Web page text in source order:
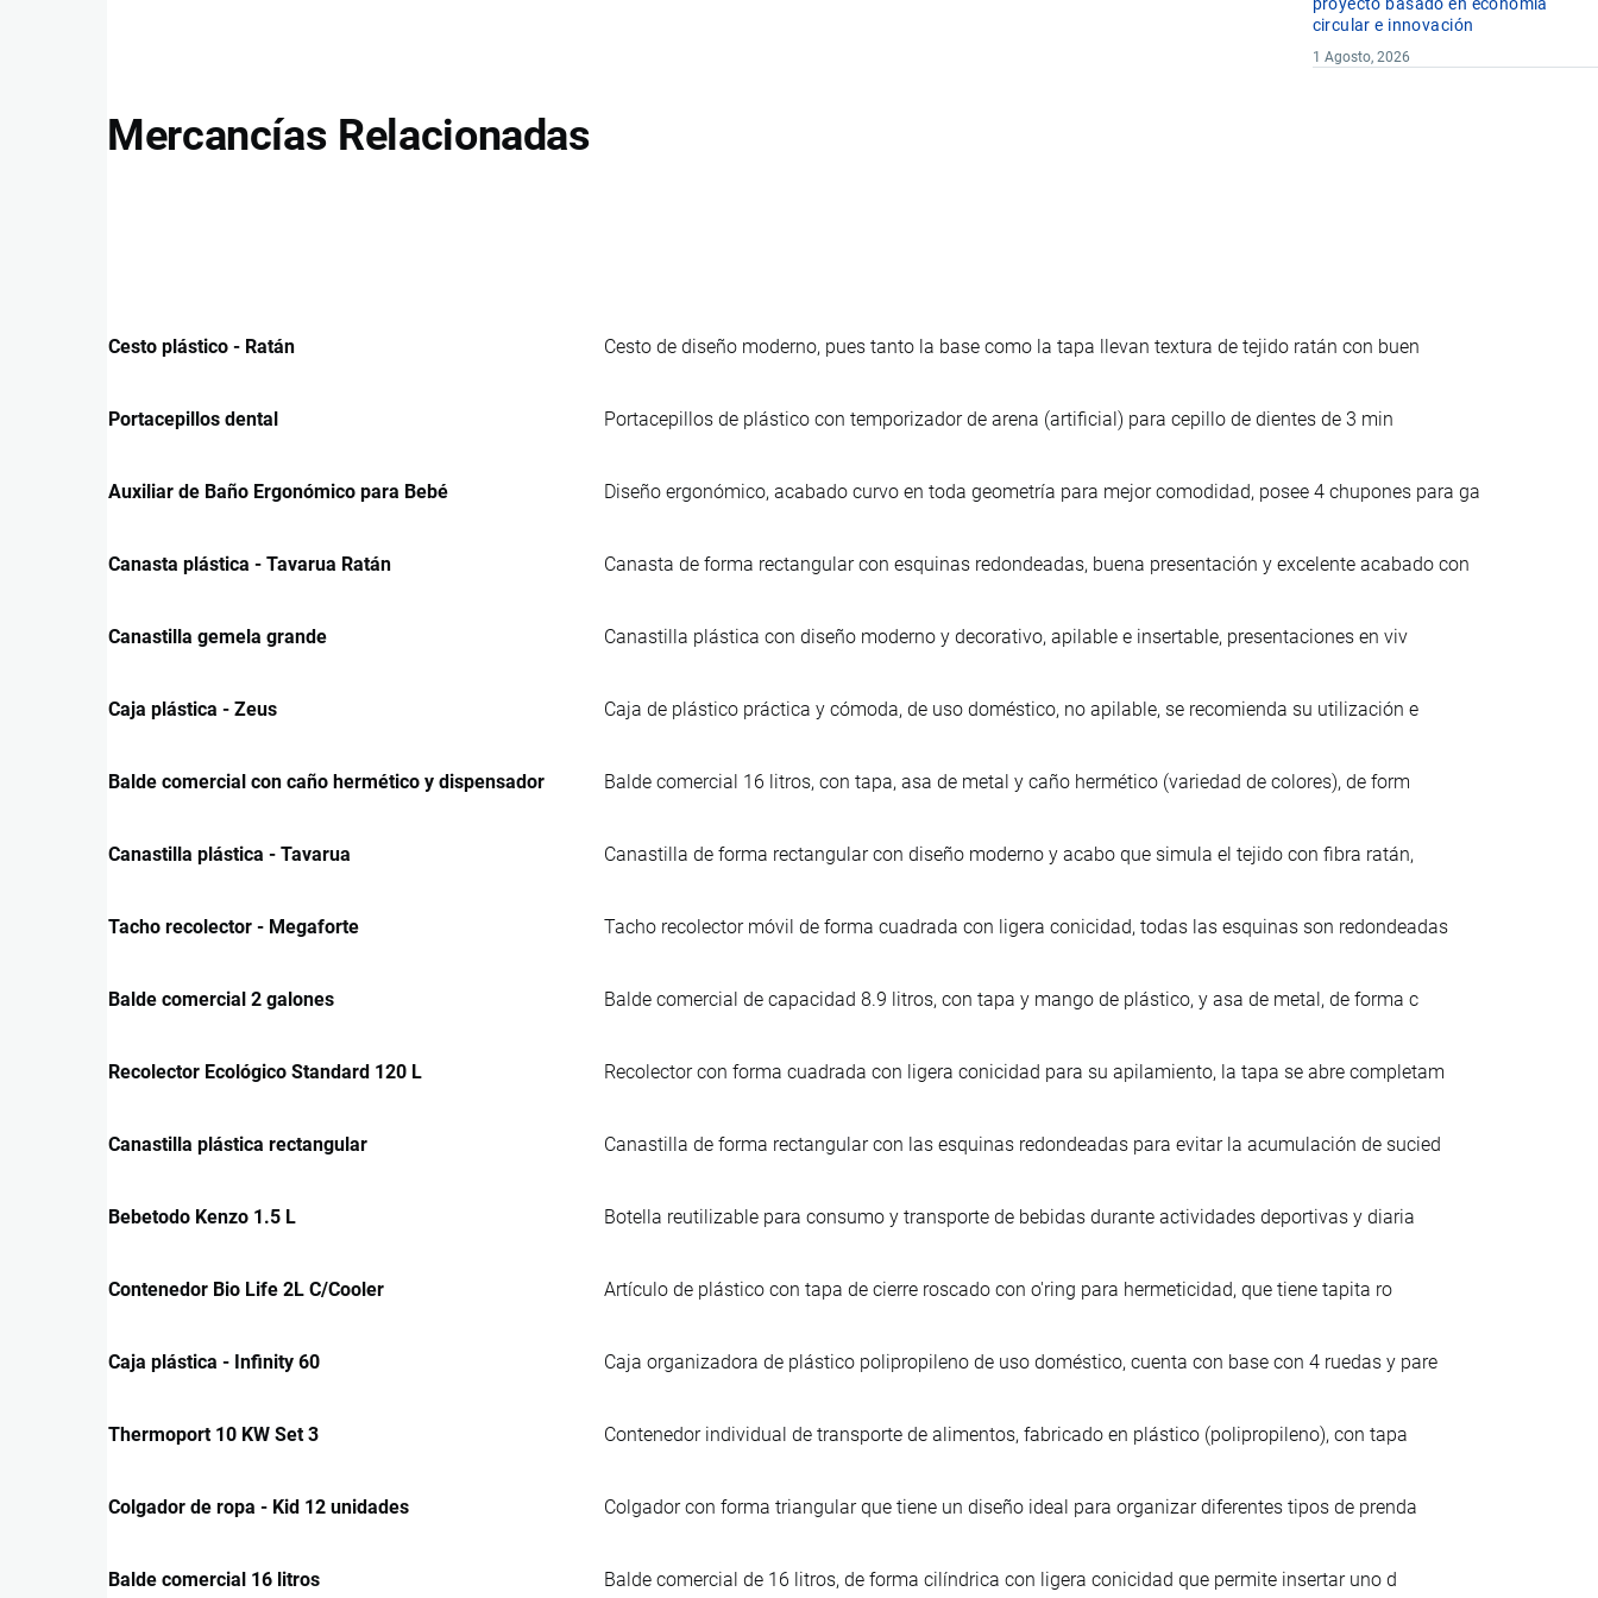
proyecto basado en economía
circular e innovación
1 Agosto, 2026
Mercancías Relacionadas
Cesto plástico - Ratán Cesto de diseño moderno, pues tanto la base como la tapa llevan textura de tejido ratán con buen
Portacepillos dental Portacepillos de plástico con temporizador de arena (artificial) para cepillo de dientes de 3 min
Auxiliar de Baño Ergonómico para Bebé Diseño ergonómico, acabado curvo en toda geometría para mejor comodidad, posee 4 chupones para ga
Canasta plástica - Tavarua Ratán Canasta de forma rectangular con esquinas redondeadas, buena presentación y excelente acabado con
Canastilla gemela grande Canastilla plástica con diseño moderno y decorativo, apilable e insertable, presentaciones en viv
Caja plástica - Zeus Caja de plástico práctica y cómoda, de uso doméstico, no apilable, se recomienda su utilización e
Balde comercial con caño hermético y dispensador Balde comercial 16 litros, con tapa, asa de metal y caño hermético (variedad de colores), de form
Canastilla plástica - Tavarua Canastilla de forma rectangular con diseño moderno y acabo que simula el tejido con fibra ratán,
Tacho recolector - Megaforte Tacho recolector móvil de forma cuadrada con ligera conicidad, todas las esquinas son redondeadas
Balde comercial 2 galones Balde comercial de capacidad 8.9 litros, con tapa y mango de plástico, y asa de metal, de forma c
Recolector Ecológico Standard 120 L Recolector con forma cuadrada con ligera conicidad para su apilamiento, la tapa se abre completam
Canastilla plástica rectangular Canastilla de forma rectangular con las esquinas redondeadas para evitar la acumulación de sucied
Bebetodo Kenzo 1.5 L Botella reutilizable para consumo y transporte de bebidas durante actividades deportivas y diaria
Contenedor Bio Life 2L C/Cooler Artículo de plástico con tapa de cierre roscado con o'ring para hermeticidad, que tiene tapita ro
Caja plástica - Infinity 60 Caja organizadora de plástico polipropileno de uso doméstico, cuenta con base con 4 ruedas y pare
Thermoport 10 KW Set 3 Contenedor individual de transporte de alimentos, fabricado en plástico (polipropileno), con tapa
Colgador de ropa - Kid 12 unidades Colgador con forma triangular que tiene un diseño ideal para organizar diferentes tipos de prenda
Balde comercial 16 litros Balde comercial de 16 litros, de forma cilíndrica con ligera conicidad que permite insertar uno d